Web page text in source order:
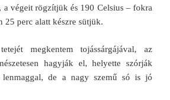
a végeit rögzítjük és 190 Celsius – fokra
25 perc alatt készre sütjük.
megkentem tojássárgájával, az
hagyják el, helyette szórják
lenmaggal, de a nagy szemű só is jó